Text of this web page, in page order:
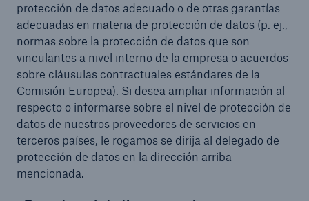
protección de datos adecuado o de otras garantías
adecuadas en materia de protección de datos (p. ej.,
normas sobre la protección de datos que son
vinculantes a nivel interno de la empresa o acuerdos
sobre cláusulas contractuales estándares de la
Comisión Europea). Si desea ampliar información al
respecto o informarse sobre el nivel de protección de
datos de nuestros proveedores de servicios en
terceros países, le rogamos se dirija al delegado de
protección de datos en la dirección arriba
mencionada.